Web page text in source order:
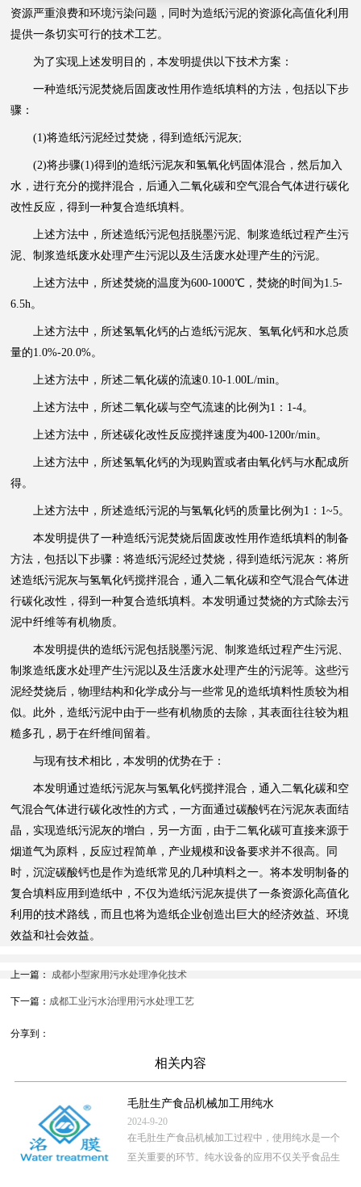
资源严重浪费和环境污染问题，同时为造纸污泥的资源化高值化利用
提供一条切实可行的技术工艺。
为了实现上述发明目的，本发明提供以下技术方案：
一种造纸污泥焚烧后固废改性用作造纸填料的方法，包括以下步
骤：
(1)将造纸污泥经过焚烧，得到造纸污泥灰;
(2)将步骤(1)得到的造纸污泥灰和氢氧化钙固体混合，然后加入
水，进行充分的搅拌混合，后通入二氧化碳和空气混合气体进行碳化
改性反应，得到一种复合造纸填料。
上述方法中，所述造纸污泥包括脱墨污泥、制浆造纸过程产生污
泥、制浆造纸废水处理产生污泥以及生活废水处理产生的污泥。
上述方法中，所述焚烧的温度为600-1000℃，焚烧的时间为1.5-
6.5h。
上述方法中，所述氢氧化钙的占造纸污泥灰、氢氧化钙和水总质
量的1.0%-20.0%。
上述方法中，所述二氧化碳的流速0.10-1.00L/min。
上述方法中，所述二氧化碳与空气流速的比例为1：1-4。
上述方法中，所述碳化改性反应搅拌速度为400-1200r/min。
上述方法中，所述氢氧化钙的为现购置或者由氧化钙与水配成所
得。
上述方法中，所述造纸污泥的与氢氧化钙的质量比例为1：1~5。
本发明提供了一种造纸污泥焚烧后固废改性用作造纸填料的制备
方法，包括以下步骤：将造纸污泥经过焚烧，得到造纸污泥灰：将所
述造纸污泥灰与氢氧化钙搅拌混合，通入二氧化碳和空气混合气体进
行碳化改性，得到一种复合造纸填料。本发明通过焚烧的方式除去污
泥中纤维等有机物质。
本发明提供的造纸污泥包括脱墨污泥、制浆造纸过程产生污泥、
制浆造纸废水处理产生污泥以及生活废水处理产生的污泥等。这些污
泥经焚烧后，物理结构和化学成分与一些常见的造纸填料性质较为相
似。此外，造纸污泥中由于一些有机物质的去除，其表面往往较为粗
糙多孔，易于在纤维间留着。
与现有技术相比，本发明的优势在于：
本发明通过造纸污泥灰与氢氧化钙搅拌混合，通入二氧化碳和空
气混合气体进行碳化改性的方式，一方面通过碳酸钙在污泥灰表面结
晶，实现造纸污泥灰的增白，另一方面，由于二氧化碳可直接来源于
烟道气为原料，反应过程简单，产业规模和设备要求并不很高。同
时，沉淀碳酸钙也是作为造纸常见的几种填料之一。将本发明制备的
复合填料应用到造纸中，不仅为造纸污泥灰提供了一条资源化高值化
利用的技术路线，而且也将为造纸企业创造出巨大的经济效益、环境
效益和社会效益。
上一篇： 成都小型家用污水处理净化技术
下一篇： 成都工业污水治理用污水处理工艺
分享到：
相关内容
毛肚生产食品机械加工用纯水
2024-9-20
在毛肚生产食品机械加工过程中，使用纯水是一个
至关重要的环节。纯水设备的应用不仅关乎食品生